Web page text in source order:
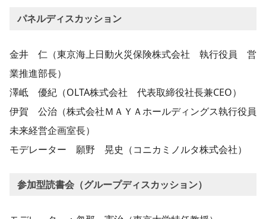
パネルディスカッション
金井 仁（東京海上日動火災保険株式会社 執行役員 営
業推進部長）
澤岻 優紀（OLTA株式会社 代表取締役社長兼CEO）
伊賀 公治（株式会社ＭＡＹＡホールディングス執行役員
未来経営企画室長）
モデレーター 願野 晃史（コニカミノルタ株式会社）
参加型読書会（グループディスカッション）